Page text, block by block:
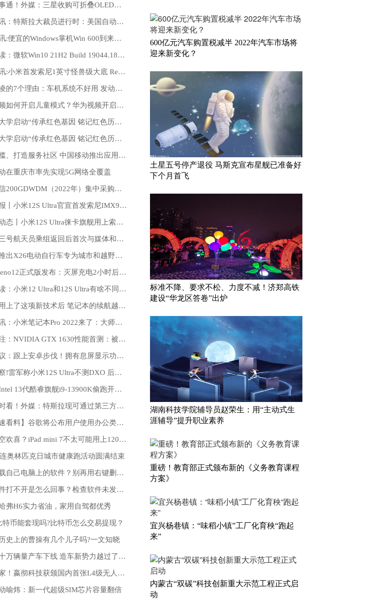
天天百事通！外媒：三星收购可折叠OLED屏幕公司Cynora
每日短讯：特斯拉大裁员进行时：美国自动驾驶团队约200人被裁，涉数据标注岗位
当前快讯:便宜的Windows掌机Win 600到来，搭载AMD速龙APU
当前速读：微软Win10 21H2 Build 19044.1806预览版发布
世界简讯:小米首发索尼1英寸怪兽级大底 Redmi影像也要升级了
不买雷凌的7个理由：车机系统不好用 发动机噪音明显
华为视频如何开启儿童模式？华为视频开启儿童模式教程
塔里木大学启动“传承红色基因 铭记红色历史”暑期实践专项活动
塔里木大学启动“传承红色基因 铭记红色历史”暑期实践专项活动
降低门槛、打造服务社区 中国移动推出应用创新孵化平台
在重庆市率先实现5G网络全覆盖
中国电信200GDWDM（2022年）集中采购项目公示
天天日报丨小米12S Ultra官宣首发索尼IMX989：索尼迄今最大手机传感器！
环球微动态丨小米12S Ultra徕卡旗舰用上索尼IMX 989！雷军四字评价
神舟十三号航天员乘组返回后首次与媒体和公众正式见面
英格威推出X26电动自行车专为城市和越野旅行设计
OPPOReno12正式版发布：灭屏充电2小时后重启
环球速读：小米12 Ultra和12S Ultra有啥不同？雷军解答：前者被砍 后者全面升级
动态：用上了这项新技术后 笔记本的续航越来越差了
当前速讯：小米笔记本Pro 2022来了：大师级屏幕独一无二
今日关注：NVIDIA GTX 1630性能首测：被RX 6400按在地上摩擦
今日热议：跟上安卓步伐！拥有息屏显示功能的iPhone 14 Pro正面照曝光
每日观察!雷军称小米12S Ultra不测DXO 后者回应：始终专业、客观
要闻：Intel 13代酷睿旗舰i9-13900K偷跑开卖：2850元真便宜
全球即时看！外媒：特斯拉现可通过第三方软件实现CarPlay连接
【环球速看料】谷歌将公布用户使用办公类应用时的碳足迹
观察：空欢喜？iPad mini 7不太可能用上120Hz高刷屏
奥林匹克日城市健康跑活动圆满结束
如何卸载自己电脑上的软件？别再用右键删除了！删不干净
电脑软件打不开是怎么回事？检查软件未发现错误怎么办？
弗H6实力省油，家用自驾都优秀
特币能套现吗?比特币怎么交易提现？
史上的曹操有几个儿子吗?一文知晓
零跑第十万辆量产车下线 造车新势力越过了“生死线”
德清首家！嬴彻科技获颁国内首张L4级无人驾驶重卡测试牌照
喻炜：新一代超级SIM芯片容量翻倍
600亿元汽车购置税减半 2022年汽车市场将
迎来新变化？
土星五号停产退役 马斯克宣布星舰已准备好
下个月首飞
标准不降、要求不松、力度不减！济郑高铁
建设“华龙区答卷”出炉
湖南科技学院辅导员赵荣生：用“主动式生
涯辅导”提升职业素养
重磅！教育部正式颁布新的《义务教育课程
方案》
宜兴杨巷镇：“味稻小镇”工厂化育秧“跑起
来”
内蒙古“双碳”科技创新重大示范工程正式启
动